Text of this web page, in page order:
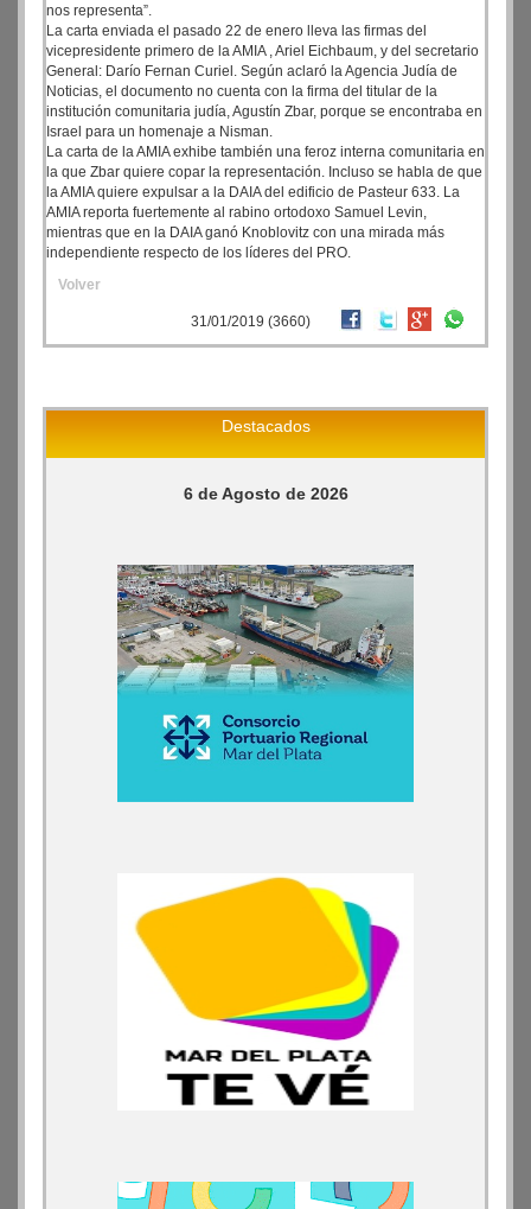
nos representa”.
La carta enviada el pasado 22 de enero lleva las firmas del
vicepresidente primero de la AMIA , Ariel Eichbaum, y del secretario
General: Darío Fernan Curiel. Según aclaró la Agencia Judía de
Noticias, el documento no cuenta con la firma del titular de la
institución comunitaria judía, Agustín Zbar, porque se encontraba en
Israel para un homenaje a Nisman.
La carta de la AMIA exhibe también una feroz interna comunitaria en
la que Zbar quiere copar la representación. Incluso se habla de que
la AMIA quiere expulsar a la DAIA del edificio de Pasteur 633. La
AMIA reporta fuertemente al rabino ortodoxo Samuel Levin,
mientras que en la DAIA ganó Knoblovitz con una mirada más
independiente respecto de los líderes del PRO.
Volver
31/01/2019 (3660)
Destacados
6 de Agosto de 2026